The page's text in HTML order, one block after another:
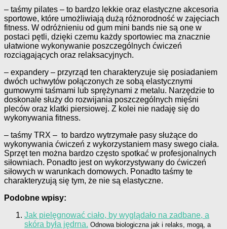
– taśmy pilates – to bardzo lekkie oraz elastyczne akcesoria
sportowe, które umożliwiają dużą różnorodność w zajęciach
fitness. W odróżnieniu od gum mini bands nie są one w
postaci pętli, dzięki czemu każdy sportowiec ma znacznie
ułatwione wykonywanie poszczególnych ćwiczeń
rozciągających oraz relaksacyjnych.
– expandery – przyrząd ten charakteryzuje się posiadaniem
dwóch uchwytów połączonych ze sobą elastycznymi
gumowymi taśmami lub sprężynami z metalu. Narzędzie to
doskonale służy do rozwijania poszczególnych mięśni
pleców oraz klatki piersiowej. Z kolei nie nadaję się do
wykonywania fitness.
– taśmy TRX – to bardzo wytrzymałe pasy służące do
wykonywania ćwiczeń z wykorzystaniem masy swego ciała.
Sprzęt ten można bardzo często spotkać w profesjonalnych
siłowniach. Ponadto jest on wykorzystywany do ćwiczeń
siłowych w warunkach domowych. Ponadto taśmy te
charakteryzują się tym, że nie są elastyczne.
Podobne wpisy:
Jak pielęgnować ciało, by wyglądało na zadbane, a
skóra była jędrna. Odnowa biologiczna jak i relaks, mogą, a